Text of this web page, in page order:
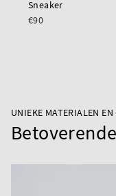
Sneaker
€90
UNIEKE MATERIALEN